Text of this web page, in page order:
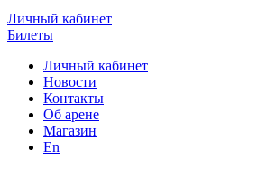
Личный кабинет
Билеты
Личный кабинет
Новости
Контакты
Об арене
Магазин
En